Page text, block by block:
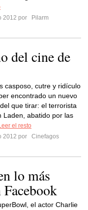
2012 por
Pilarm
del cine de
casposo, cutre y ridículo
encontrado un nuevo
que tirar: el terrorista
Laden, abatido por las
el resto
2012 por
Cinefagos
lo más
Facebook
el actor Charlie